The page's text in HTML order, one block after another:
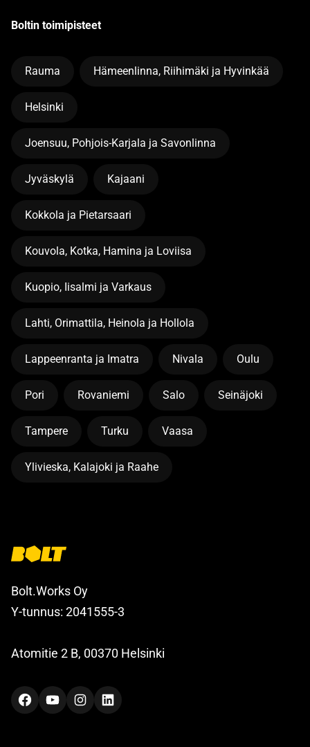
Boltin toimipisteet
Rauma Hämeenlinna, Riihimäki ja Hyvinkää
Helsinki
Joensuu, Pohjois-Karjala ja Savonlinna
Jyväskylä Kajaani
Kokkola ja Pietarsaari
Kouvola, Kotka, Hamina ja Loviisa
Kuopio, Iisalmi ja Varkaus
Lahti, Orimattila, Heinola ja Hollola
Lappeenranta ja Imatra Nivala Oulu
Pori Rovaniemi Salo Seinäjoki
Tampere Turku Vaasa
Ylivieska, Kalajoki ja Raahe
Bolt.Works Oy
Y-tunnus: 2041555-3
Atomitie 2 B, 00370 Helsinki
FacebookYouTubeInstagramLinkedIn